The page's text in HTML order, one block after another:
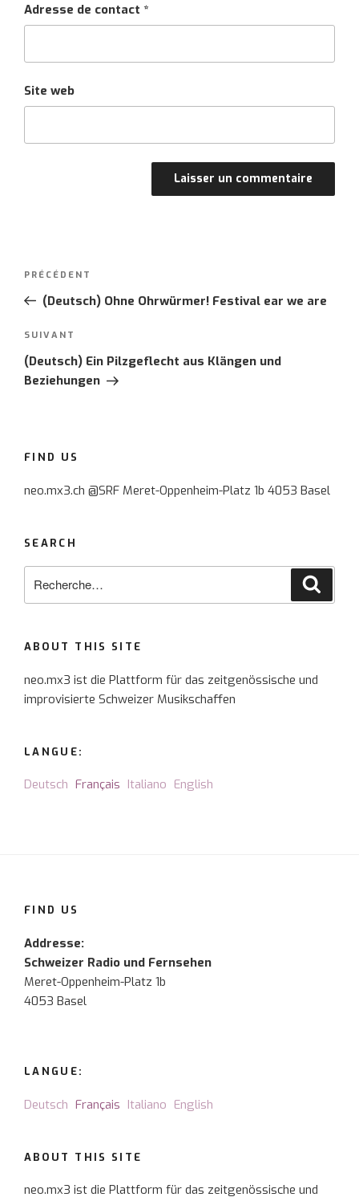
Adresse de contact *
Site web
Post
navigation
Article
précédent
PRÉCÉDENT
(Deutsch) Ohne Ohrwürmer! Festival ear we are
Article
suivant
SUIVANT
(Deutsch) Ein Pilzgeflecht aus Klängen und
Beziehungen
FIND US
neo.mx3.ch @SRF Meret-Oppenheim-Platz 1b 4053 Basel
SEARCH
ABOUT THIS SITE
neo.mx3 ist die Plattform für das zeitgenössische und
improvisierte Schweizer Musikschaffen
LANGUE:
Deutsch Français Italiano English
FIND US
Addresse:
Schweizer Radio und Fernsehen
Meret-Oppenheim-Platz 1b
4053 Basel
LANGUE:
Deutsch Français Italiano English
ABOUT THIS SITE
neo.mx3 ist die Plattform für das zeitgenössische und